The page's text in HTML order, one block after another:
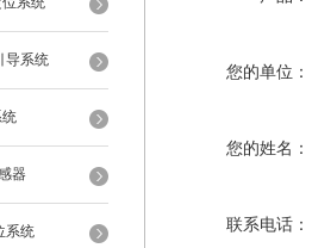
导系统
器
系统
您的单位：
您的姓名：
联系电话：